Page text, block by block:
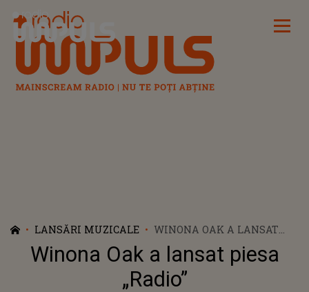
Radio Impuls
LANSĂRI MUZICALE
WINONA OAK A LANSAT
PIESA „RADIO”
Winona Oak a lansat piesa
„Radio”